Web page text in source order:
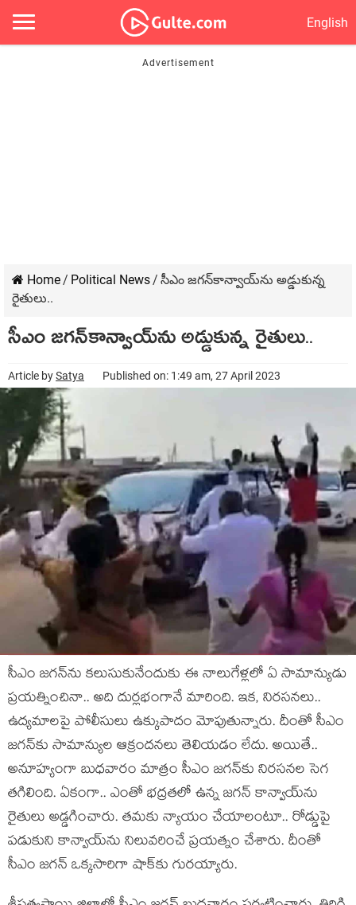
English
Home/ Political News/ సీఎం జ‌గ‌న్‌కాన్వాయ్‌ను అడ్డుకున్న
రైతులు..
సీఎం జ‌గ‌న్‌కాన్వాయ్‌ను అడ్డుకున్న రైతులు..
Article bySatya Published on: 1:49 am, 27 April 2023
సీఎం జ‌గ‌న్‌ను క‌లుసుకునేందుకు ఈ నాలుగేళ్ల‌లో ఏ సామాన్యుడు
ప్ర‌య‌త్నించినా.. అది దుర్ల‌భంగానే మారింది. ఇక‌, నిర‌స‌న‌లు..
ఉద్య‌మాల‌పై పోలీసులు ఉక్కుపాదం మోపుతున్నారు. దీంతో సీఎం
జ‌గ‌న్‌కు సామాన్యుల ఆక్రంద‌న‌లు తెలియ‌డం లేదు. అయితే..
అనూహ్యంగా బుధ‌వారం మాత్రం సీఎం జ‌గ‌న్‌కు నిర‌స‌న‌ల సెగ
త‌గిలింది. ఏకంగా.. ఎంతో భ‌ద్ర‌త‌లో ఉన్న జ‌గ‌న్ కాన్వాయ్‌ను
రైతులు అడ్డ‌గించారు. త‌మ‌కు న్యాయం చేయాలంటూ.. రోడ్డుపై
ప‌డుకుని కాన్వాయ్‌ను నిలువ‌రించే ప్ర‌య‌త్నం చేశారు. దీంతో
సీఎం జ‌గ‌న్ ఒక్క‌సారిగా షాక్‌కు గుర‌య్యారు.